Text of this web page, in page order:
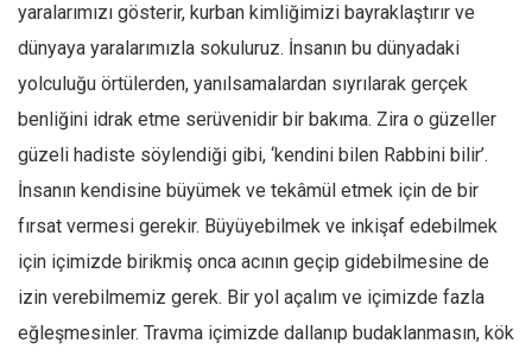
Ekonomi
Spor
Manzara
Gıda-Beslenme
Hayat
Türkiye
Siyaset
Dünya
yaralarımızı gösterir, kurban kimliğimizi bayraklaştırır ve
dünyaya yaralarımızla sokuluruz. İnsanın bu dünyadaki
yolculuğu örtülerden, yanılsamalardan sıyrılarak gerçek
benliğini idrak etme serüvenidir bir bakıma. Zira o güzeller
güzeli hadiste söylendiği gibi, ‘kendini bilen Rabbini bilir’.
İnsanın kendisine büyümek ve tekâmül etmek için de bir
fırsat vermesi gerekir. Büyüyebilmek ve inkişaf edebilmek
için içimizde birikmiş onca acının geçip gidebilmesine de
izin verebilmemiz gerek. Bir yol açalım ve içimizde fazla
eğleşmesinler. Travma içimizde dallanıp budaklanmasın, kök